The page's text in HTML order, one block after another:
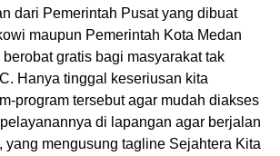
dari Pemerintah Pusat yang dibuat
maupun Pemerintah Kota Medan
gratis bagi masyarakat tak
Hanya tinggal keseriusan kita
program tersebut agar mudah diakses
di lapangan agar berjalan
yang mengusung tagline Sejahtera Kita